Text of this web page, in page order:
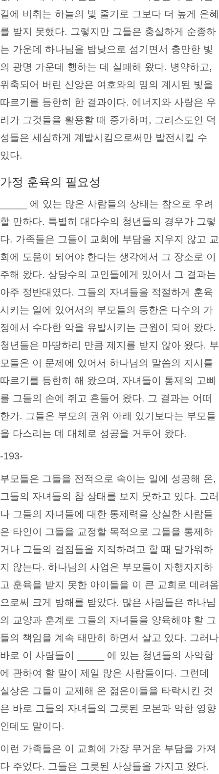
길에 비취는 하늘의 빛 줄기로 그보다 더 높게 은혜
를 받지 못했다. 그렇지만 그들은 충실하게 순종하
는 가운데 하나님을 밤낮으로 섬기면서 충만한 빛
의 광명 가운데 행하는 데 실패해 왔다. 병약하고,
위축되어 버린 신앙은 여호와의 영의 계시된 빛을
따르기를 등한히 한 결과이다. 에너지와 사랑은 우
리가 그것들을 활용할 때 증가하며, 그리스도인 덕
성들은 세심하게 계발시킴으로써만 발전시킬 수
있다.
가정 훈육의 필요성
_____ 에 있는 많은 사람들의 상태는 참으로 우려
할 만하다. 특별히 대다수의 청년들의 경우가 그렇
다. 가족들은 그들이 교회에 부담을 지우지 않고 교
회에 도움이 되어야 한다는 생각에서 그 장소로 이
주해 왔다. 상당수의 교인들에게 있어서 그 결과는
아주 정반대였다. 그들의 자녀들을 적절하게 훈육
시키는 일에 있어서의 부모들의 등한은 다수의 가
정에서 수다한 악을 유발시키는 근원이 되어 왔다.
청년들은 마땅하리 만큼 제지를 받지 않아 왔다. 부
모들은 이 문제에 있어서 하나님의 말씀의 지시를
따르기를 등한히 해 왔으며, 자녀들이 통제의 고삐
를 그들의 손에 쥐고 흔들어 왔다. 그 결과는 어떠
한가. 그들은 부모의 권위 아래 있기보다는 부모들
을 다스리는 데 대체로 성공을 거두어 왔다.
-193-
부모들은 그들을 전적으로 속이는 일에 성공해 온,
그들의 자녀들의 참 상태를 보지 못하고 있다. 그러
나 그들의 자녀들에 대한 통제력을 상실한 사람들
은 타인이 그들을 교정할 목적으로 그들을 통제하
거나 그들의 결점들을 지적하려고 할 때 달가워하
지 않는다. 하나님의 사업은 부모들이 자행자지하
고 훈육을 받지 못한 아이들을 이 큰 교회로 데려옴
으로써 크게 방해를 받았다. 많은 사람들은 하나님
의 교양과 훈계로 그들의 자녀들을 양육해야 할 그
들의 책임을 계속 태만히 하면서 살고 있다. 그러나
바로 이 사람들이 _____ 에 있는 청년들의 사악함
에 관하여 할 말이 제일 많은 사람들이다. 그런데
실상은 그들이 교제해 온 젊은이들을 타락시킨 것
은 바로 그들의 자녀들의 그릇된 모본과 악한 영향
인데도 말이다.
이런 가족들은 이 교회에 가장 무거운 부담을 가져
다 주었다. 그들은 그릇된 사상들을 가지고 왔다.